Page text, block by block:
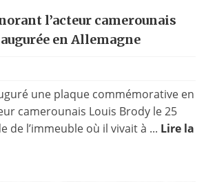
l’acteur camerounais
en Allemagne
une plaque commémorative en
camerounais Louis Brody le 25
de l’immeuble où il vivait à ... Lire la